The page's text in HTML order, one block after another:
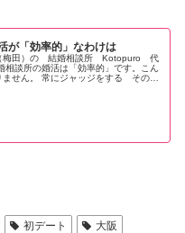
が「効率的」なわけは
梅田）の 結婚相談所 Kotopuro 代
相談所の婚活は「効率的」です。こん
ません。 常にジャッジをする その連
初デート
大阪